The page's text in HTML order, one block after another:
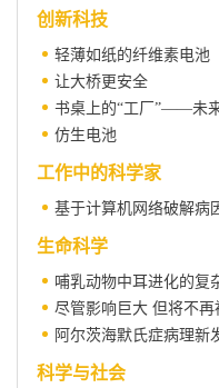
创新科技
轻薄如纸的纤维素电池
让大桥更安全
书桌上的“工厂”——未
仿生电池
工作中的科学家
生命科学
哺乳动物中耳进化的复
科学与社会